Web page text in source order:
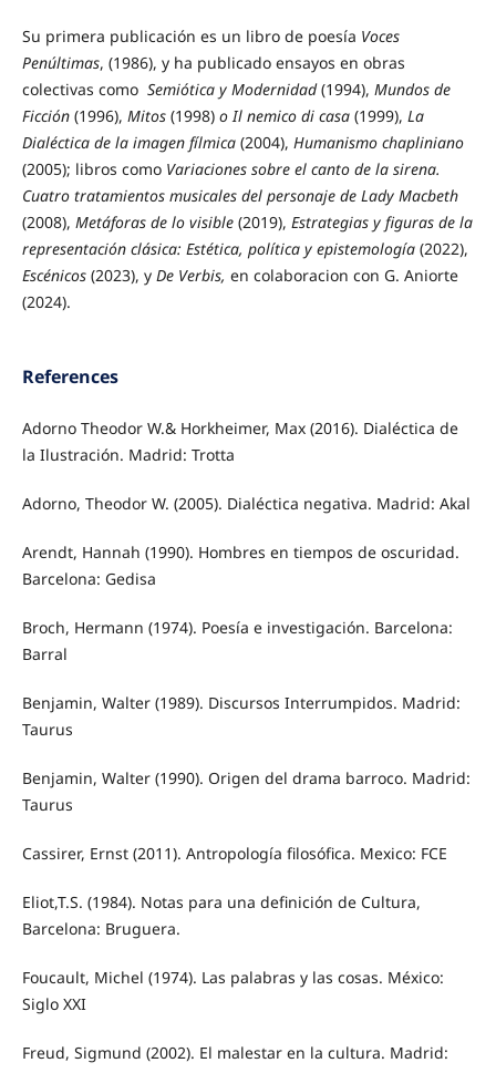
Su primera publicación es un libro de poesía Voces
Penúltimas, (1986), y ha publicado ensayos en obras
colectivas como Semiótica y Modernidad(1994), Mundos de
Ficción (1996), Mitos (1998)o Il nemico di casa (1999), La
Dialéctica de la imagen fílmica(2004), Humanismo chapliniano
(2005); libros como Variaciones sobre el canto de la sirena.
Cuatro tratamientos musicales del personaje de Lady Macbeth
(2008), Metáforas de lo visible(2019), Estrategias y figuras de la
representación clásica: Estética, política y epistemología(2022),
Escénicos (2023), y De Verbis, en colaboracion con G. Aniorte
(2024).
References
Adorno Theodor W.& Horkheimer, Max (2016). Dialéctica de
la Ilustración. Madrid: Trotta
Adorno, Theodor W. (2005). Dialéctica negativa. Madrid: Akal
Arendt, Hannah (1990). Hombres en tiempos de oscuridad.
Barcelona: Gedisa
Broch, Hermann (1974). Poesía e investigación. Barcelona:
Barral
Benjamin, Walter (1989). Discursos Interrumpidos. Madrid:
Taurus
Benjamin, Walter (1990). Origen del drama barroco. Madrid:
Taurus
Cassirer, Ernst (2011). Antropología filosófica. Mexico: FCE
Eliot,T.S. (1984). Notas para una definición de Cultura,
Barcelona: Bruguera.
Foucault, Michel (1974). Las palabras y las cosas. México:
Siglo XXI
Freud, Sigmund (2002). El malestar en la cultura. Madrid: